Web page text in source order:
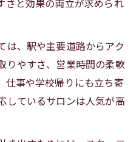
さと効果の両立が求められ
は、駅や主要道路からアク
りやすさ、営業時間の柔軟
仕事や学校帰りにも立ち寄
しているサロンは人気が高